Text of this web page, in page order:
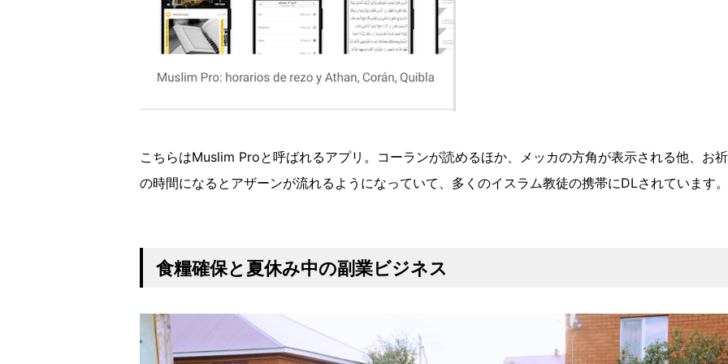
こちらはMuslim Proと呼ばれるアプリ。コーランが読めるほか、メッカの方角が表示される他、お
の時間になるとアザーンが流れるようになっていて、多くのイスラム教徒の携帯にDLされています。
食糧確保と夏休み中の副業ビジネス